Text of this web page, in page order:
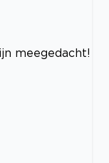
meegedacht!